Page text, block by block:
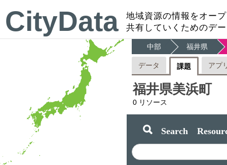
CityData
地域資源の情報をオー
共有していくためのデ
中部 福井県
データ 課題 アプ
福井県美浜町
0 リソース
Search